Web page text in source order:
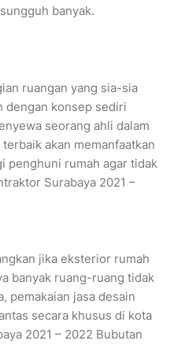
banyak.
ruangan yang sia-sia
dengan konsep sediri
seorang ahli dalam
akan memanfaatkan
penghuni rumah agar tidak
Surabaya 2021 –
jika eksterior rumah
banyak ruang-ruang tidak
pemakaian jasa desain
secara khusus di kota
2021 – 2022 Bubutan